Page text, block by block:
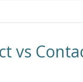
vs